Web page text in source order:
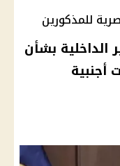
للمذكورين
الداخلية بشأن
أجنبية